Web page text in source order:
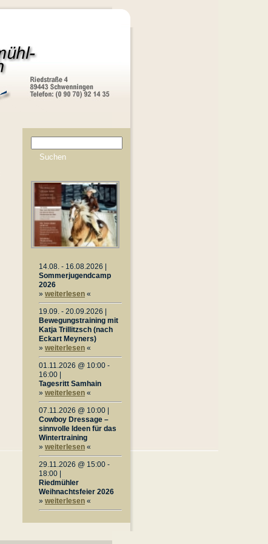
14.08. - 16.08.2026 |
Sommerjugendcamp
2026
» weiterlesen «
19.09. - 20.09.2026 |
Bewegungstraining mit
Katja Trillitzsch (nach
Eckart Meyners)
» weiterlesen «
01.11.2026 @ 10:00 -
16:00 |
Tagesritt Samhain
» weiterlesen «
07.11.2026 @ 10:00 |
Cowboy Dressage –
sinnvolle Ideen für das
Wintertraining
» weiterlesen «
29.11.2026 @ 15:00 -
18:00 |
Riedmühler
Weihnachtsfeier 2026
» weiterlesen «